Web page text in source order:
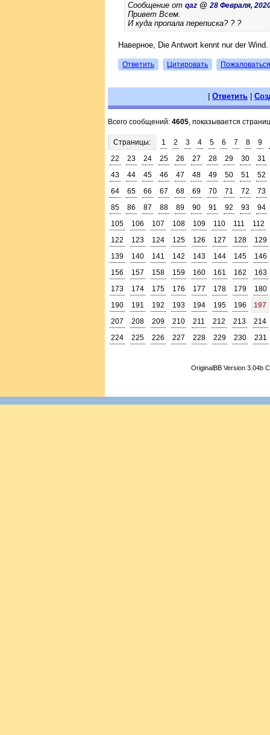
Сообщение от qaz @28 Февраля,
Привет Всем.
И куда пропала переписка? ? ?
Наверное, Die Antwort kennt nur der Wind.
Ответить Цитировать Пожаловаться
Ответить
Всего сообщений: 4605, показывается
Страницы: 1 2 3 4 5 6 7 8
9
22
23 24 25 26 27 28 29 30
31
43
44 45 46 47 48 49 50 51
52
64
65 66 67 68 69 70 71 72
73
85
86 87 88 89 90 91 92 93
94
105
106 107 108 109 110 111
112
122
123 124 125 126 127 128
129
139
140 141 142 143 144 145
146
156
157 158 159 160 161 162
163
173
174 175 176 177 178 179
180
190
191 192 193 194 195 196
197
207
208 209 210 211 212 213
214
224
225 226 227 228 229 230 231
OriginalBB Version 3.04b